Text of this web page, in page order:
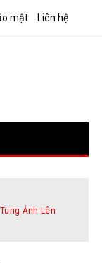
mật Liên hệ
Ảnh Lên